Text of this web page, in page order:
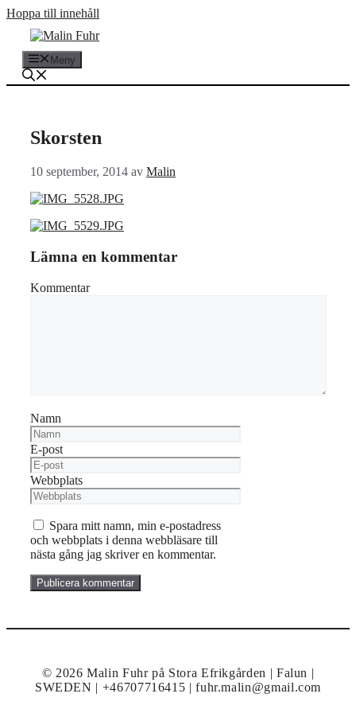
Hoppa till innehåll
Meny
Skorsten
10 september, 2014 av Malin
Lämna en kommentar
Kommentar
Namn
E-post
Webbplats
Spara mitt namn, min e-postadress
och webbplats i denna webbläsare till
nästa gång jag skriver en kommentar.
© 2026 Malin Fuhr på Stora Efrikgården | Falun |
SWEDEN | +46707716415 | fuhr.malin@gmail.com